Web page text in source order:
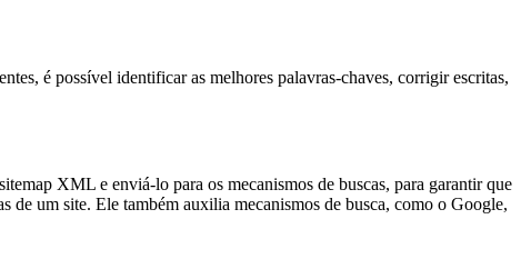
é possível identificar as melhores palavras-chaves, corrigir escritas,
XML e enviá-lo para os mecanismos de buscas, para garantir que
de um site. Ele também auxilia mecanismos de busca, como o Google,